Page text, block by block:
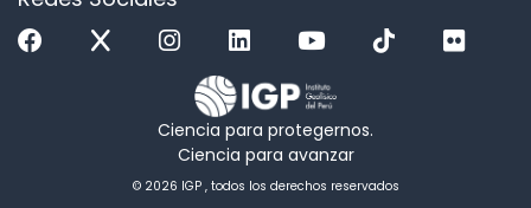
Ciencia para protegernos.
Ciencia para avanzar
© 2026 IGP , todos los derechos reservados